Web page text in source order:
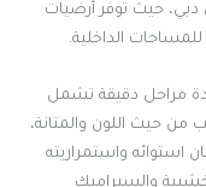
دبي، حيث توفر أرضيات
الداخلية.
مراحل دقيقة تشمل
من حيث اللون والمتانة،
استوائه واستمراريته
والسيراميك